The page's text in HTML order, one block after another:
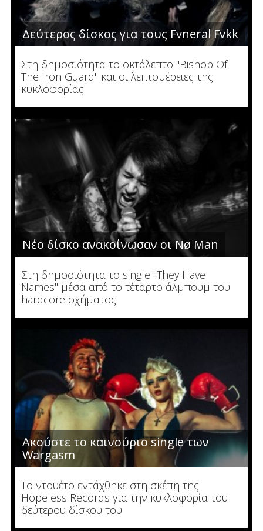
Δεύτερος δίσκος για τους Fvneral Fvkk
Στη δημοσιότητα το οκτάλεπτο "Bishop Of
The Iron Guard" και οι λεπτομέρειες της
κυκλοφορίας
Νέο δίσκο ανακοίνωσαν οι Nø Man
Στη δημοσιότητα το single "They Have
Names" μέσα από το τέταρτο άλμπουμ του
hardcore σχήματος
Ακούστε το καινούριο single των
Wargasm
To ντουέτο εντάχθηκε στη σκέπη της
Hopeless Records για την κυκλοφορία του
δεύτερου δίσκου του